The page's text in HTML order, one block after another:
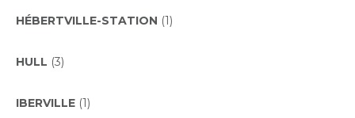
HÉBERTVILLE-STATION (1)
HULL (3)
IBERVILLE (1)